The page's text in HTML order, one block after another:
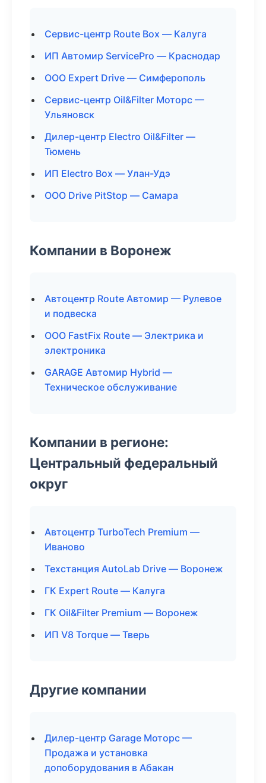
Сервис-центр Route Box — Калуга
ИП Автомир ServicePro — Краснодар
ООО Expert Drive — Симферополь
Сервис-центр Oil&Filter Моторс —
Ульяновск
Дилер-центр Electro Oil&Filter —
Тюмень
ИП Electro Box — Улан-Удэ
ООО Drive PitStop — Самара
Компании в Воронеж
Автоцентр Route Автомир — Рулевое
и подвеска
ООО FastFix Route — Электрика и
электроника
GARAGE Автомир Hybrid —
Техническое обслуживание
Компании в регионе:
Центральный федеральный
округ
Автоцентр TurboTech Premium —
Иваново
Техстанция AutoLab Drive — Воронеж
ГК Expert Route — Калуга
ГК Oil&Filter Premium — Воронеж
ИП V8 Torque — Тверь
Другие компании
Дилер-центр Garage Моторс —
Продажа и установка
допоборудования в Абакан